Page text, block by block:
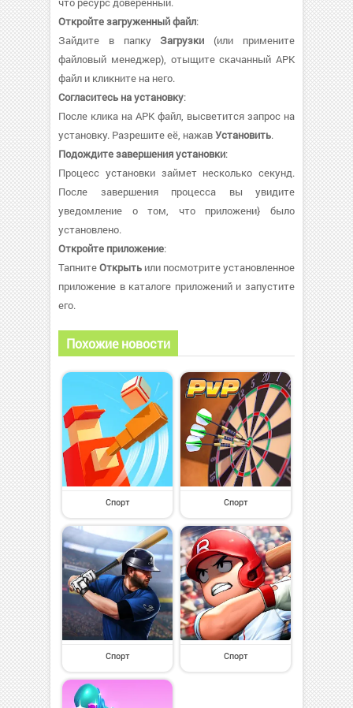
Откройте загруженный файл:
Зайдите в папкуЗагрузки (или примените
файловый менеджер), отыщите скачанный APK
файл и кликните на него.
Согласитесь на установку:
После клика на APK файл, высветится запрос на
установку. Разрешите её, нажавУстановить.
Подождите завершения установки:
Процесс установки займет несколько секунд.
После завершения процесса вы увидите
уведомление о том, что приложени} было
установлено.
Откройте приложение:
ТапнитеОткрыть или посмотрите установленное
приложение в каталоге приложений и запустите
его.
Похожие новости
Спорт Спорт
Спорт Спорт